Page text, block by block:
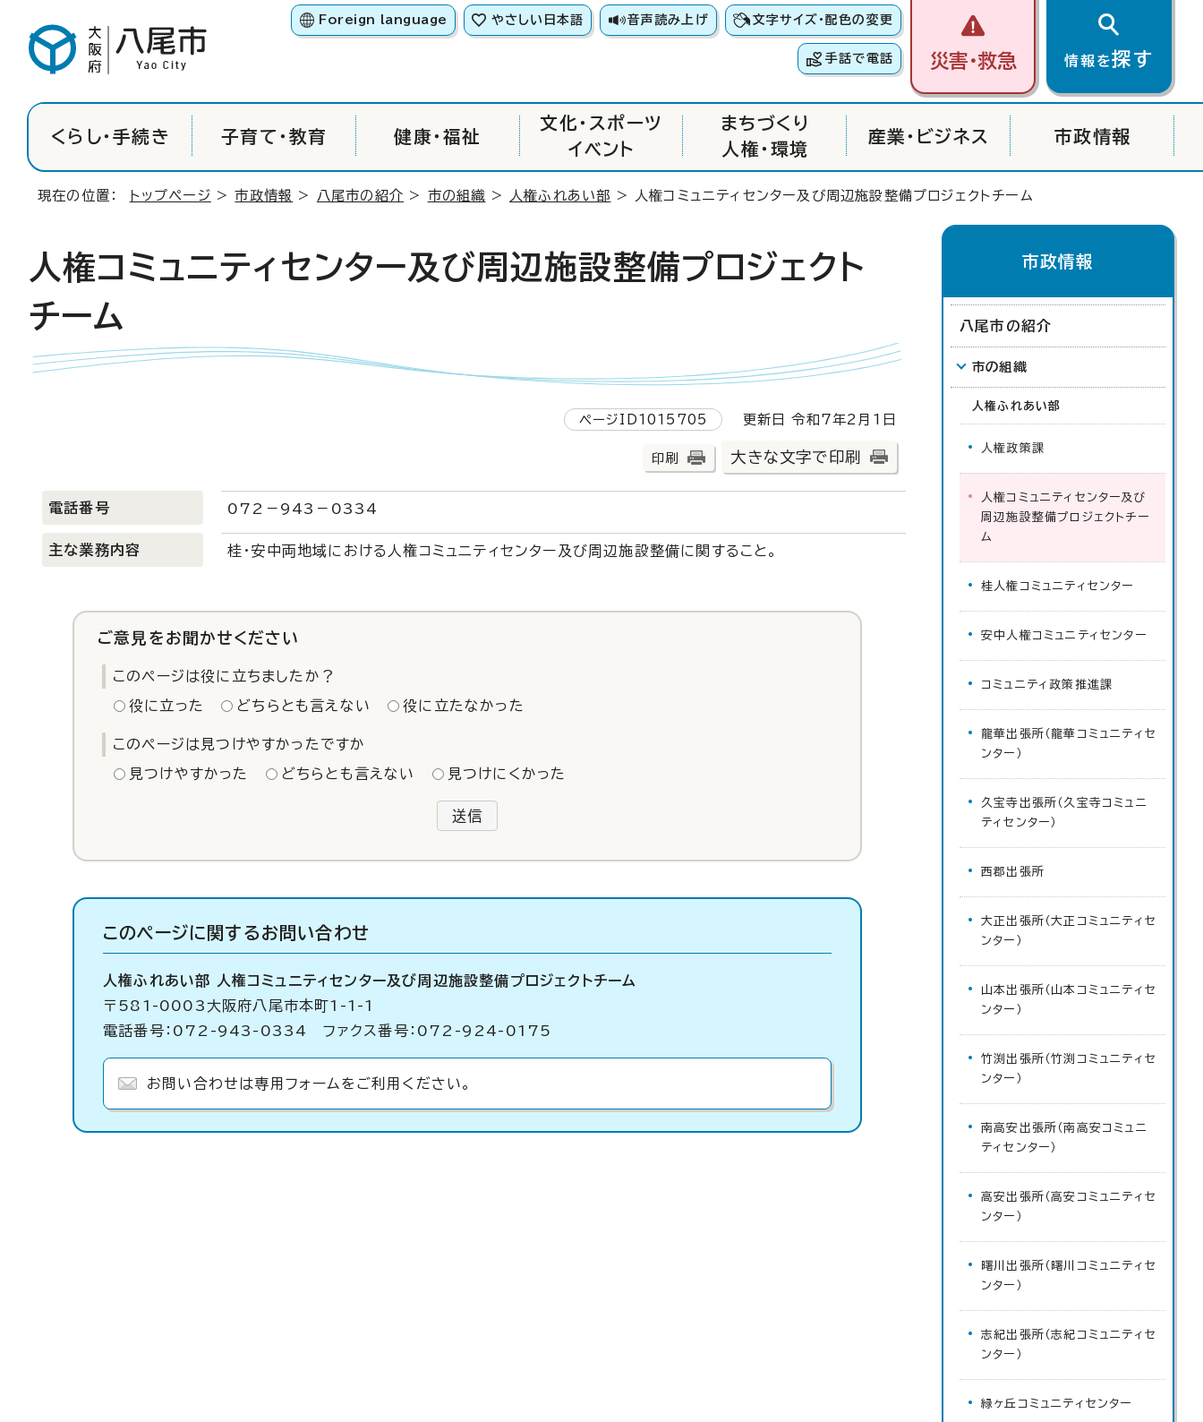
Foreign language やさしい日本語 音声読み上げ 文字サイズ・配色の変更
手話で電話 災害・救急 情報を探す
くらし・手続き 子育て・教育 健康・福祉
文化・スポーツ
イベント
まちづくり
人権・環境
産業・ビジネス 市政情報
現在の位置： トップページ >市政情報 > 八尾市の紹介 > 市の組織 > 人権ふれあい部 > 人権コミュニティセンター及び周辺施設整備プロジェクトチーム
人権コミュニティセンター及び周辺施設整備プロジェクト
チーム
ページID1015705 更新日 令和7年2月1日
印刷 大きな文字で印刷
電話番号 072－943－0334
主な業務内容 桂・安中両地域における人権コミュニティセンター及び周辺施設整備に関すること。
ご意見をお聞かせください
このページは役に立ちましたか？
役に立った どちらとも言えない 役に立たなかった
このページは見つけやすかったですか
見つけやすかった どちらとも言えない 見つけにくかった
送信
このページに関するお問い合わせ
人権ふれあい部 人権コミュニティセンター及び周辺施設整備プロジェクトチーム
〒581-0003大阪府八尾市本町1-1-1
電話番号：072-943-0334 ファクス番号：072-924-0175
お問い合わせは専用フォームをご利用ください。
市政情報
八尾市の紹介
市の組織
人権ふれあい部
人権政策課
人権コミュニティセンター及び
周辺施設整備プロジェクトチー
ム
桂人権コミュニティセンター
安中人権コミュニティセンター
コミュニティ政策推進課
龍華出張所（龍華コミュニティセ
ンター）
久宝寺出張所（久宝寺コミュニ
ティセンター）
西郡出張所
大正出張所（大正コミュニティセ
ンター）
山本出張所（山本コミュニティセ
ンター）
竹渕出張所（竹渕コミュニティセ
ンター）
南高安出張所（南高安コミュニ
ティセンター）
高安出張所（高安コミュニティセ
ンター）
曙川出張所（曙川コミュニティセ
ンター）
志紀出張所（志紀コミュニティセ
ンター）
緑ヶ丘コミュニティセンター